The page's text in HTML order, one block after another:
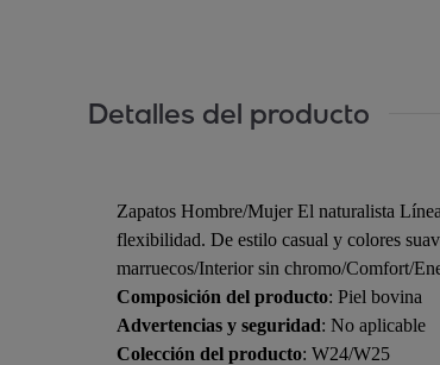
Detalles del producto
Zapatos Hombre/Mujer El naturalista
flexibilidad. De estilo casual y colores
marruecos/Interior sin chromo/Comfort/
Composición del producto: Piel bovina
Advertencias y seguridad: No aplicable
Colección del producto: W24/W25